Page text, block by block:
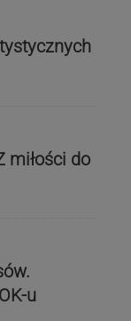
miłości do
u